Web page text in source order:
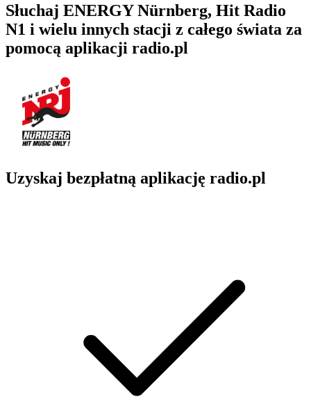
Słuchaj ENERGY Nürnberg, Hit Radio
N1 i wielu innych stacji z całego świata za
pomocą aplikacji radio.pl
Uzyskaj bezpłatną aplikację radio.pl